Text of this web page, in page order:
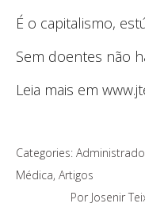
É o capitalismo,
Sem doentes não
Leia mais em
Categories:
Médica, Artigos
Por Josenir